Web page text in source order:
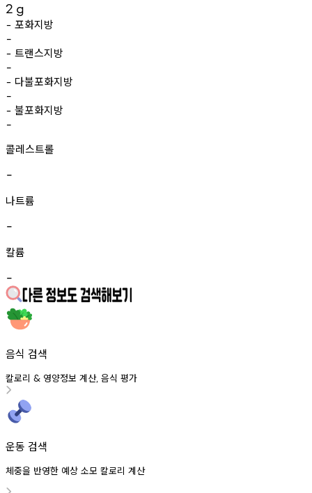
2 g
- 포화지방
-
- 트랜스지방
-
- 다불포화지방
-
- 불포화지방
-
콜레스트롤
-
나트륨
-
칼륨
-
음식 검색
칼로리 & 영양정보 계산, 음식 평가
운동 검색
체중을 반영한 예상 소모 칼로리 계산